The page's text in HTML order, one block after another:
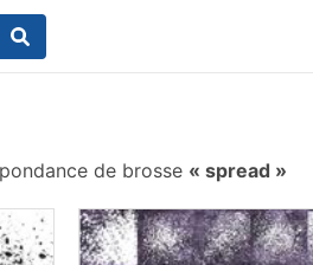
de brosse spread